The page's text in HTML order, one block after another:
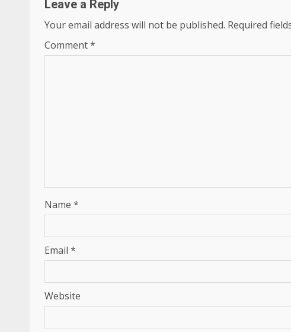
Leave a Reply
Your email address will not be published. Required
Comment*
Name *
Email *
Website